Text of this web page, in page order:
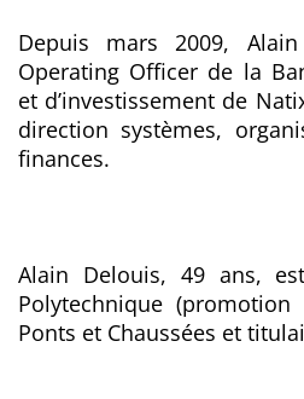
Depuis mars 2009,
Operating Officer de la
et d’investissement de
direction systèmes,
finances.
Alain Delouis, 49 ans,
Polytechnique (promotion
Ponts et Chaussées et